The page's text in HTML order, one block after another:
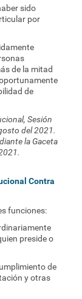
sido
por
de la mitad
de
Sesión
del 2021.
la Gaceta
Contra
funciones:
preside o
de
y otras